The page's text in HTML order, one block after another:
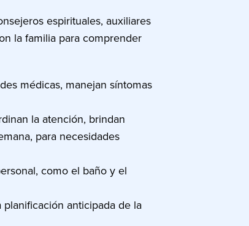
espirituales, auxiliares
la familia para comprender
médicas, manejan síntomas
la atención, brindan
para necesidades
como el baño y el
anticipada de la